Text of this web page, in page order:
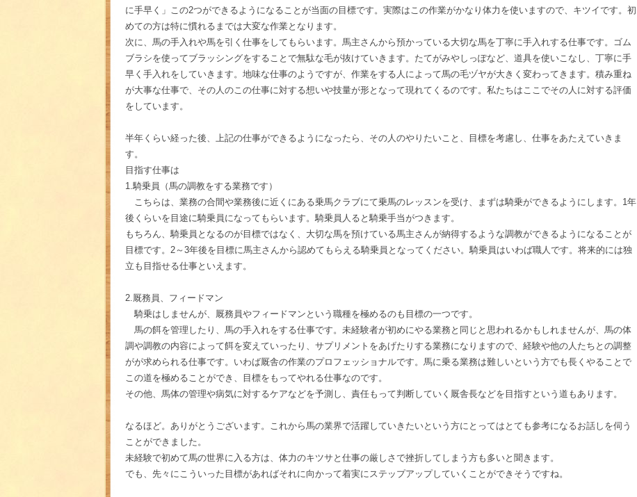
に手早く」この2つができるようになることが当面の目標です。実際はこの作業がかなり体力を使いますので、キツイです。初
めての方は特に慣れるまでは大変な作業となります。
次に、馬の手入れや馬を引く仕事をしてもらいます。馬主さんから預かっている大切な馬を丁寧に手入れする仕事です。ゴム
ブラシを使ってブラッシングをすることで無駄な毛が抜けていきます。たてがみやしっぽなど、道具を使いこなし、丁寧に手
早く手入れをしていきます。地味な仕事のようですが、作業をする人によって馬の毛ヅヤが大きく変わってきます。積み重ね
が大事な仕事で、その人のこの仕事に対する想いや技量が形となって現れてくるのです。私たちはここでその人に対する評価
をしています。
半年くらい経った後、上記の仕事ができるようになったら、その人のやりたいこと、目標を考慮し、仕事をあたえていきま
す。
目指す仕事は
1.騎乗員（馬の調教をする業務です）
こちらは、業務の合間や業務後に近くにある乗馬クラブにて乗馬のレッスンを受け、まずは騎乗ができるようにします。1年
後くらいを目途に騎乗員になってもらいます。騎乗員人ると騎乗手当がつきます。
もちろん、騎乗員となるのが目標ではなく、大切な馬を預けている馬主さんが納得するような調教ができるようになることが
目標です。2～3年後を目標に馬主さんから認めてもらえる騎乗員となってください。騎乗員はいわば職人です。将来的には独
立も目指せる仕事といえます。
2.厩務員、フィードマン
騎乗はしませんが、厩務員やフィードマンという職種を極めるのも目標の一つです。
馬の餌を管理したり、馬の手入れをする仕事です。未経験者が初めにやる業務と同じと思われるかもしれませんが、馬の体
調や調教の内容によって餌を変えていったり、サプリメントをあげたりする業務になりますので、経験や他の人たちとの調整
がが求められる仕事です。いわば厩舎の作業のプロフェッショナルです。馬に乗る業務は難しいという方でも長くやることで
この道を極めることができ、目標をもってやれる仕事なのです。
その他、馬体の管理や病気に対するケアなどを予測し、責任もって判断していく厩舎長などを目指すという道もあります。
なるほど。ありがとうございます。これから馬の業界で活躍していきたいという方にとってはとても参考になるお話しを伺う
ことができました。
未経験で初めて馬の世界に入る方は、体力のキツサと仕事の厳しさで挫折してしまう方も多いと聞きます。
でも、先々にこういった目標があればそれに向かって着実にステップアップしていくことができそうですね。